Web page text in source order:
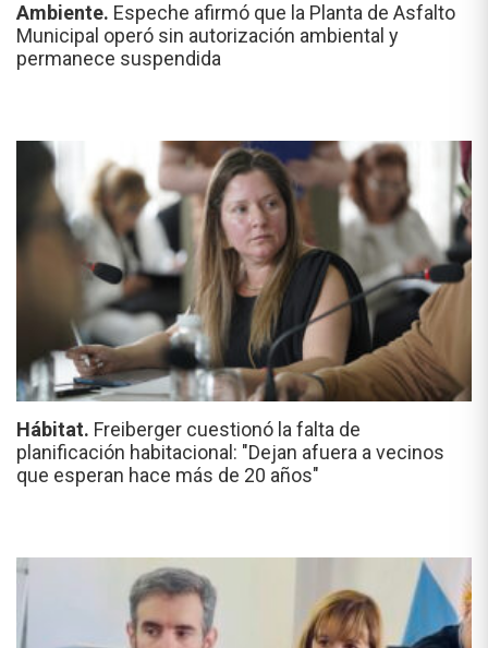
Ambiente. Espeche afirmó que la Planta de Asfalto
Municipal operó sin autorización ambiental y
permanece suspendida
Hábitat. Freiberger cuestionó la falta de
planificación habitacional: "Dejan afuera a vecinos
que esperan hace más de 20 años"